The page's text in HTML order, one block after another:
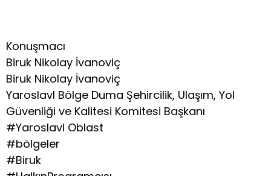
Konuşmacı
Biruk Nikolay İvanoviç
Biruk Nikolay İvanoviç
Yaroslavl Bölge Duma Şehircilik, Ulaşım, Yol
Güvenliği ve Kalitesi Komitesi Başkanı
#Yaroslavl Oblast
#bölgeler
#Biruk